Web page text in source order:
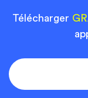
Télécharger